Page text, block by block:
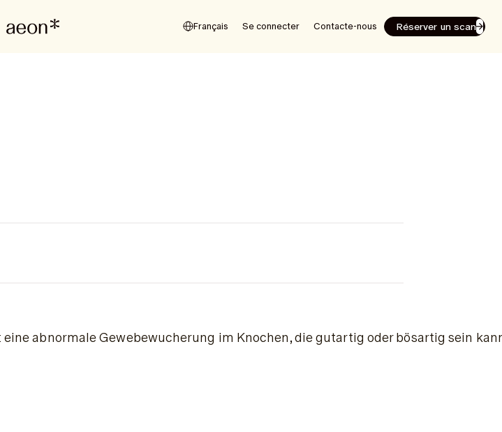
Français Se connecter Contacte-nous Réserver un scan
abnormale Gewebewucherung im Knochen, die gutartig oder bösartig sein